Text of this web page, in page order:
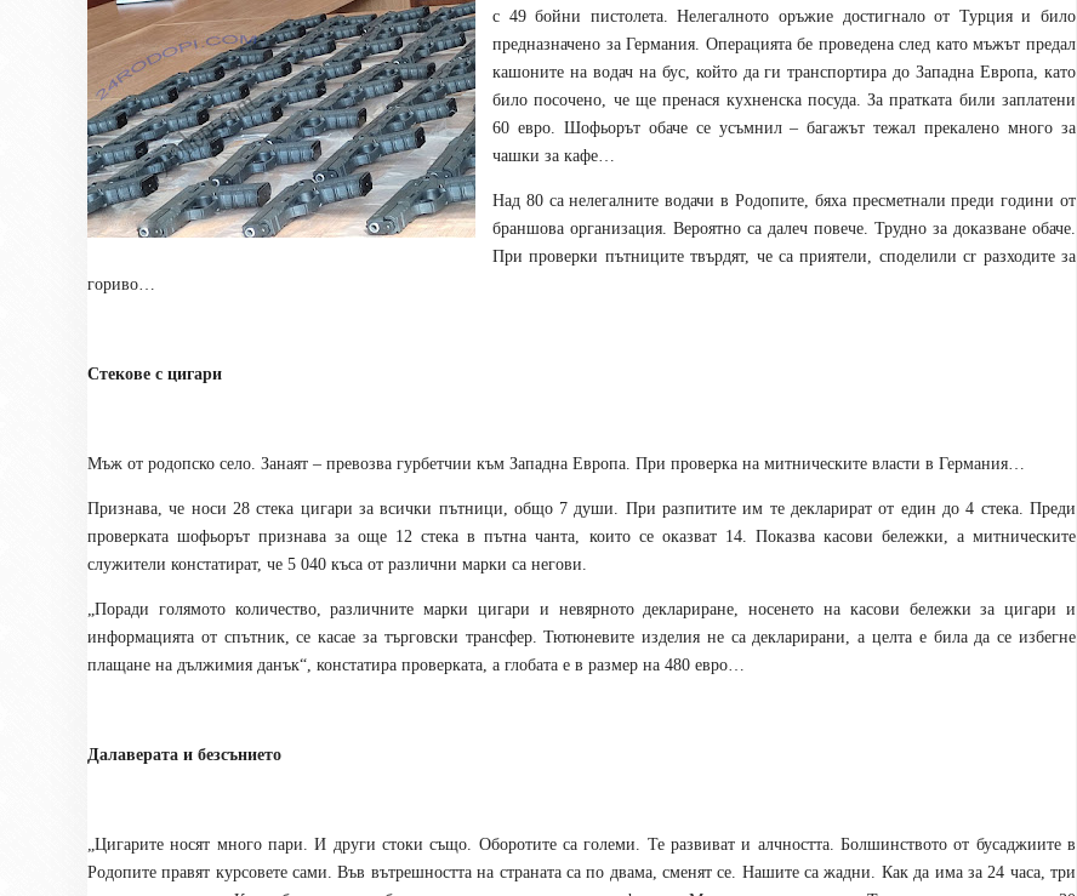
с 49 бойни пистолета. Нелегалното оръжие достигнало от Турция и било
предназначено за Германия. Операцията бе проведена след като мъжът предал
кашоните на водач на бус, който да ги транспортира до Западна Европа, като
било посочено, че ще пренася кухненска посуда. За пратката били заплатени
60 евро. Шофьорът обаче се усъмнил – багажът тежал прекалено много за
чашки за кафе…
Над 80 са нелегалните водачи в Родопите, бяха пресметнали преди години от
браншова организация. Вероятно са далеч повече. Трудно за доказване обаче.
При проверки пътниците твърдят, че са приятели, споделили сr разходите за
гориво…
Стекове с цигари
Мъж от родопско село. Занаят – превозва гурбетчии към Западна Европа. При проверка на митническите власти в Германия…
Признава, че носи 28 стека цигари за всички пътници, общо 7 души. При разпитите им те декларират от един до 4 стека. Преди
проверката шофьорът признава за още 12 стека в пътна чанта, които се оказват 14. Показва касови бележки, а митническите
служители констатират, че 5 040 къса от различни марки са негови.
„Поради голямото количество, различните марки цигари и невярното деклариране, носенето на касови бележки за цигари и
информацията от спътник, се касае за търговски трансфер. Тютюневите изделия не са декларирани, а целта е била да се избегне
плащане на дължимия данък“, констатира проверката, а глобата е в размер на 480 евро…
Далаверата и безсънието
„Цигарите носят много пари. И други стоки също. Оборотите са големи. Те развиват и алчността. Болшинството от бусаджиите в
Родопите правят курсовете сами. Във вътрешността на страната са по двама, сменят се. Нашите са жадни. Как да има за 24 часа, три